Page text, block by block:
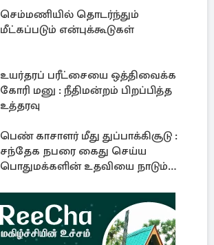
செம்மணியில் தொடர்ந்தும்
மீட்கப்படும் என்புக்கூடுகள்
உயர்தரப் பரீட்சையை ஒத்திவைக்க
கோரி மனு : நீதிமன்றம் பிறப்பித்த
உத்தரவு
பெண் காசாளர் மீது துப்பாக்கிசூடு :
சந்தேக நபரை கைது செய்ய
பொதுமக்களின் உதவியை நாடும்